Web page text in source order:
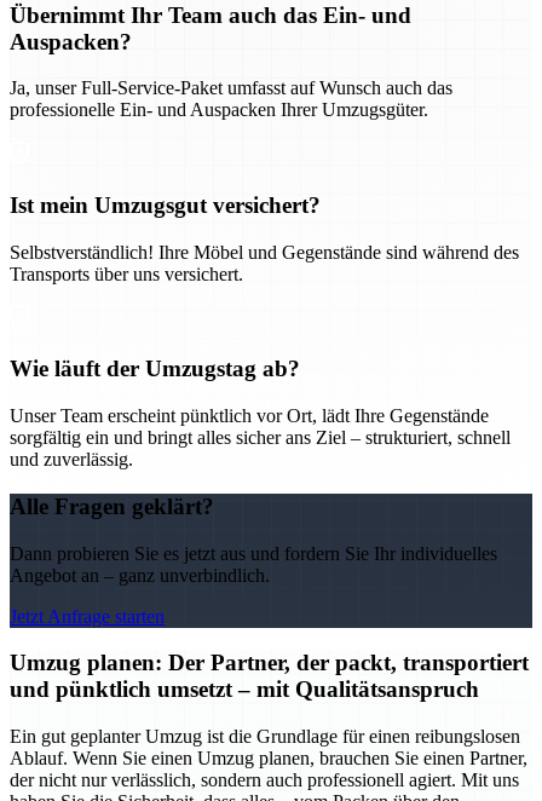
Übernimmt Ihr Team auch das Ein- und
Auspacken?
Ja, unser Full-Service-Paket umfasst auf Wunsch auch das
professionelle Ein- und Auspacken Ihrer Umzugsgüter.
Ist mein Umzugsgut versichert?
Selbstverständlich! Ihre Möbel und Gegenstände sind während des
Transports über uns versichert.
Wie läuft der Umzugstag ab?
Unser Team erscheint pünktlich vor Ort, lädt Ihre Gegenstände
sorgfältig ein und bringt alles sicher ans Ziel – strukturiert, schnell
und zuverlässig.
Alle Fragen geklärt?
Dann probieren Sie es jetzt aus und fordern Sie Ihr individuelles
Angebot an – ganz unverbindlich.
Jetzt Anfrage starten
Umzug planen: Der Partner, der packt, transportiert
und pünktlich umsetzt – mit Qualitätsanspruch
Ein gut geplanter Umzug ist die Grundlage für einen reibungslosen
Ablauf. Wenn Sie einen Umzug planen, brauchen Sie einen Partner,
der nicht nur verlässlich, sondern auch professionell agiert. Mit uns